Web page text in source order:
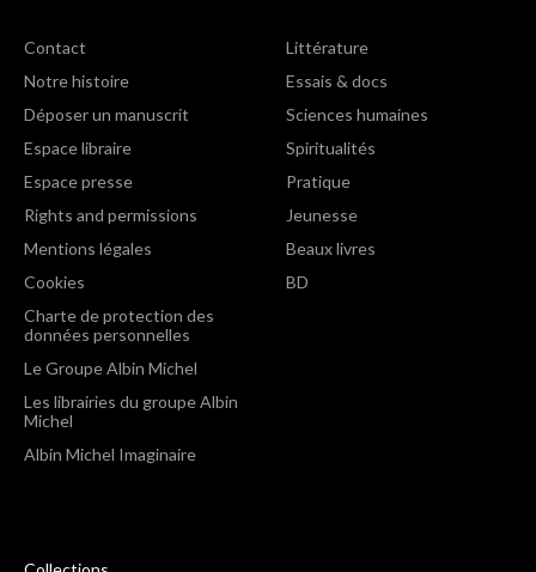
Contact
Notre histoire
Déposer un manuscrit
Espace libraire
Espace presse
Rights and permissions
Mentions légales
Cookies
Charte de protection des
données personnelles
Le Groupe Albin Michel
Les librairies du groupe Albin
Michel
Albin Michel Imaginaire
Littérature
Essais & docs
Sciences humaines
Spiritualités
Pratique
Jeunesse
Beaux livres
BD